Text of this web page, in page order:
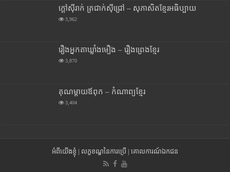
ក្តៅស៊ីរាក់ ត្រជាក់ស៊ីជ្រៅ – សុភាសិតខ្មែរអធិប្បាយ
3,962
រឿងអ្នកតាឃ្លាំងមឿង – រឿងព្រេងខ្មែរ
3,870
គុណម្តាយឪពុក – កំណាព្យខ្មែរ
3,404
អំពីយើងខ្ញុំ | លក្ខខណ្ឌនៃការប្រើ | គោលការណ៍ឯកជន